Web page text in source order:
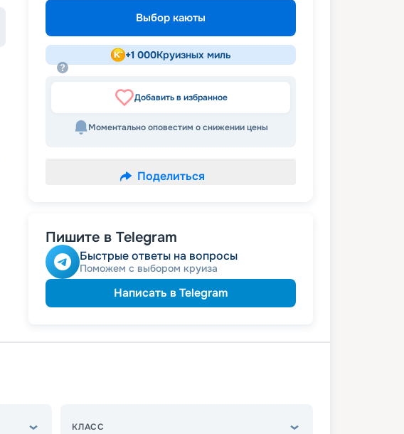
Выбор каюты
+1 000Круизных миль
Добавить в избранное
Моментально оповестим о снижении цены
Поделиться
Пишите в Telegram
Быстрые ответы на вопросы
Поможем с выбором круиза
Написать в Telegram
КЛАСС